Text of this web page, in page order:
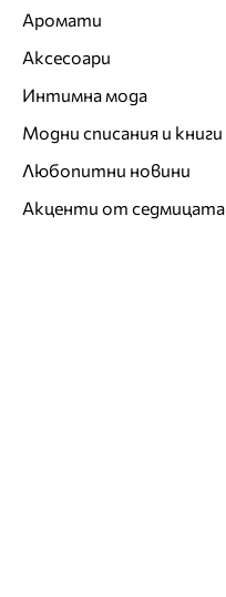
Аромати
Аксесоари
Интимна мода
Модни списания и книги
Любопитни новини
Акценти от седмицата